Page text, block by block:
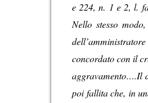
e 224, n. 1 e 2, l.
Nello stesso
concordato con il
aggravamento….Il
poi fallita che, in